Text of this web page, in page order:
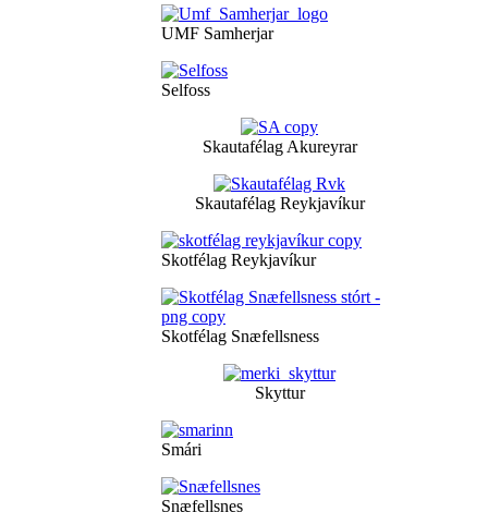
UMF Samherjar
Selfoss
Skautafélag Akureyrar
Skautafélag Reykjavíkur
Skotfélag Reykjavíkur
Skotfélag Snæfellsness
Skyttur
Smári
Snæfellsnes